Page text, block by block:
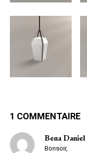
1 COMMENTAIRE
Bena Daniel
Bonsoir,